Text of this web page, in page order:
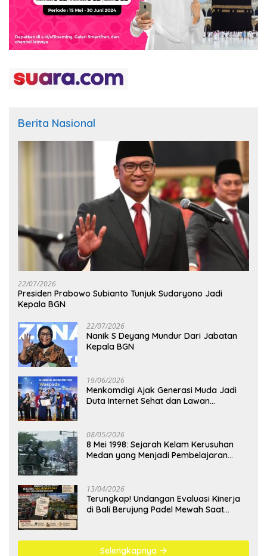
Berita Nasional
22/07/2026
Presiden Prabowo Subianto Tunjuk Sudaryono Jadi
Kepala BGN
22/07/2026
Nanik S Deyang Mundur Dari Jabatan
Kepala BGN
19/06/2026
Menkomdigi Ajak Generasi Muda Jadi
Duta Internet Sehat dan Lawan
08/05/2026
8 Mei 1998: Sejarah Kelam Kerusuhan
Medan yang Menjadi Pembelajaran
13/04/2026
Terungkap! Undangan Evaluasi Kinerja
di Bali Berujung Padel Mewah Saat
Selengkapnya